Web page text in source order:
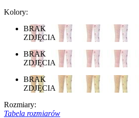
Kolory:
BRAK
ZDJĘCIA
BRAK
ZDJĘCIA
BRAK
ZDJĘCIA
Rozmiary:
Tabela rozmiarów